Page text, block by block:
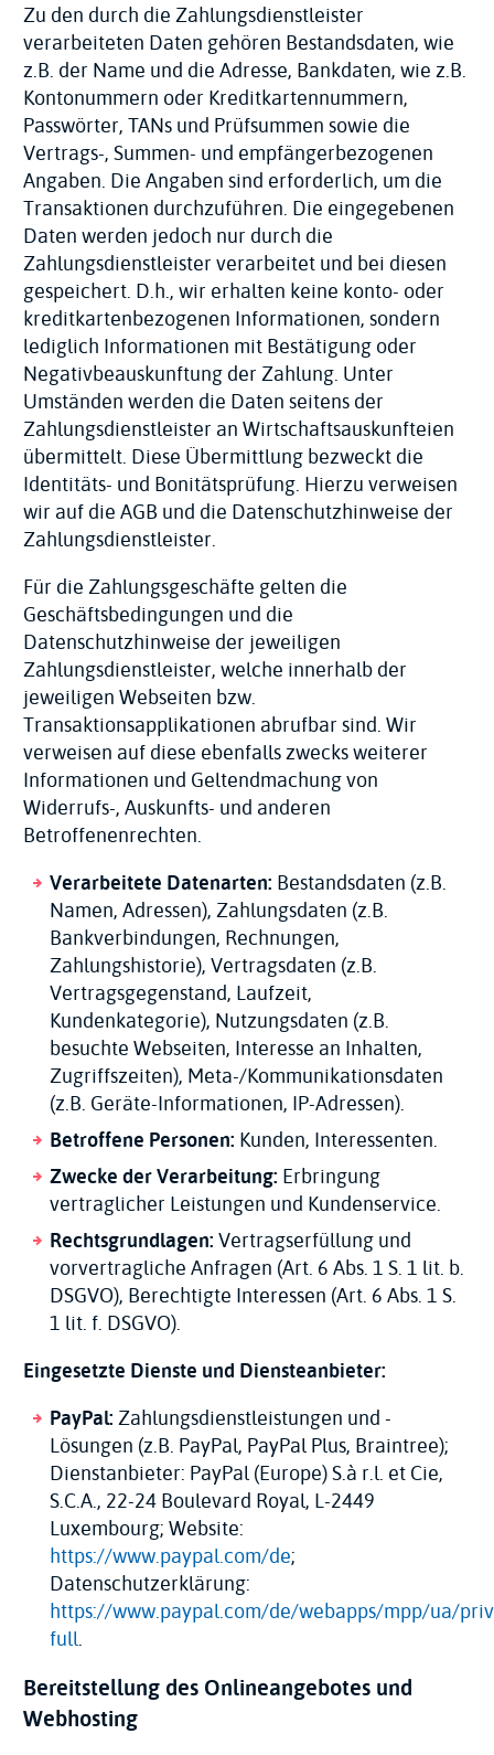
Zu den durch die Zahlungsdienstleister
verarbeiteten Daten gehören Bestandsdaten, wie
z.B. der Name und die Adresse, Bankdaten, wie z.B.
Kontonummern oder Kreditkartennummern,
Passwörter, TANs und Prüfsummen sowie die
Vertrags-, Summen- und empfängerbezogenen
Angaben. Die Angaben sind erforderlich, um die
Transaktionen durchzuführen. Die eingegebenen
Daten werden jedoch nur durch die
Zahlungsdienstleister verarbeitet und bei diesen
gespeichert. D.h., wir erhalten keine konto- oder
kreditkartenbezogenen Informationen, sondern
lediglich Informationen mit Bestätigung oder
Negativbeauskunftung der Zahlung. Unter
Umständen werden die Daten seitens der
Zahlungsdienstleister an Wirtschaftsauskunfteien
übermittelt. Diese Übermittlung bezweckt die
Identitäts- und Bonitätsprüfung. Hierzu verweisen
wir auf die AGB und die Datenschutzhinweise der
Zahlungsdienstleister.
Für die Zahlungsgeschäfte gelten die
Geschäftsbedingungen und die
Datenschutzhinweise der jeweiligen
Zahlungsdienstleister, welche innerhalb der
jeweiligen Webseiten bzw.
Transaktionsapplikationen abrufbar sind. Wir
verweisen auf diese ebenfalls zwecks weiterer
Informationen und Geltendmachung von
Widerrufs-, Auskunfts- und anderen
Betroffenenrechten.
Verarbeitete Datenarten: Bestandsdaten (z.B.
Namen, Adressen), Zahlungsdaten (z.B.
Bankverbindungen, Rechnungen,
Zahlungshistorie), Vertragsdaten (z.B.
Vertragsgegenstand, Laufzeit,
Kundenkategorie), Nutzungsdaten (z.B.
besuchte Webseiten, Interesse an Inhalten,
Zugriffszeiten), Meta-/Kommunikationsdaten
(z.B. Geräte-Informationen, IP-Adressen).
Betroffene Personen: Kunden, Interessenten.
Zwecke der Verarbeitung: Erbringung
vertraglicher Leistungen und Kundenservice.
Rechtsgrundlagen:Vertragserfüllung und
vorvertragliche Anfragen (Art. 6 Abs. 1 S. 1 lit. b.
DSGVO), Berechtigte Interessen (Art. 6 Abs. 1 S.
1 lit. f. DSGVO).
Eingesetzte Dienste und Diensteanbieter:
PayPal:Zahlungsdienstleistungen und -
Lösungen (z.B. PayPal, PayPal Plus, Braintree);
Dienstanbieter: PayPal (Europe) S.à r.l. et Cie,
S.C.A., 22-24 Boulevard Royal, L-2449
Luxembourg; Website:
https://www.paypal.com/de;
Datenschutzerklärung:
https://www.paypal.com/de/webapps/mpp/ua/
full.
Bereitstellung des Onlineangebotes und
Webhosting